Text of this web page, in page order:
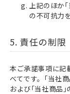
上記のほか
の不可抗力
5. 責任の制限
本ご承諾事項に記
べてです。｢当社
および｢当社商品｣